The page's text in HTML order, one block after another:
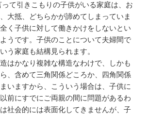
て引きこもりの子供がいる家庭は、お
大抵、どちらかが諦めてしまっていま
く子供に対して働きかけをしないとい
うです。子供のことについて夫婦間で
う家庭も結構見られます。
はかなり複雑な構造なわけで、しかも
、含めて三角関係どころか、四角関係
いますから、こういう場合は、子供に
前にすでにご両親の間に問題があるわ
社会的には表面化してきませんが、子